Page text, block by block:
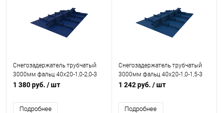
Снегозадержатель трубчатый
3000мм фальц 40x20-1,0-2,0-3
холоднокатанная сталь с
5002
1 380 руб. / шт
Подробнее
Снегозадержатель трубчатый
3000мм фальц 40x20-1,0-1,5-3
холоднокатанная сталь с
5005
1 242 руб. / шт
Подробнее